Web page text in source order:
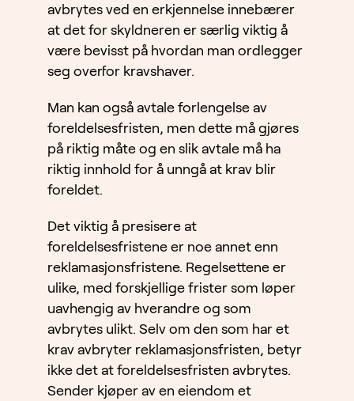
avbrytes ved en erkjennelse innebærer
at det for skyldneren er særlig viktig å
være bevisst på hvordan man ordlegger
seg overfor kravshaver.
Man kan også avtale forlengelse av
foreldelsesfristen, men dette må gjøres
på riktig måte og en slik avtale må ha
riktig innhold for å unngå at krav blir
foreldet.
Det viktig å presisere at
foreldelsesfristene er noe annet enn
reklamasjonsfristene. Regelsettene er
ulike, med forskjellige frister som løper
uavhengig av hverandre og som
avbrytes ulikt. Selv om den som har et
krav avbryter reklamasjonsfristen, betyr
ikke det at foreldelsesfristen avbrytes.
Sender kjøper av en eiendom et